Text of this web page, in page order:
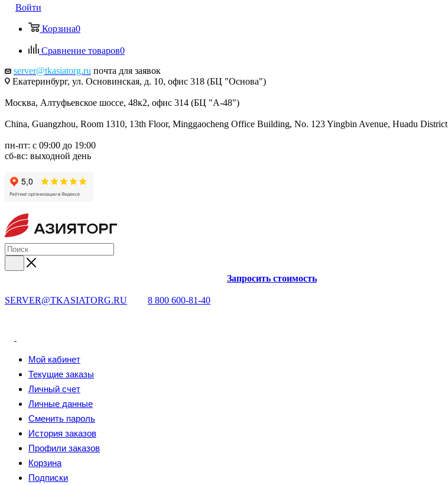
Войти
Корзина0
Сравнение товаров0
server@tkasiatorg.ru почта для заявок
Екатеринбург, ул. Основинская, д. 10, офис 318 (БЦ "Основа")
Москва, Алтуфьевское шоссе, 48к2, офис 314 (БЦ "А-48")
China, Guangzhou, Room 1310, 13th Floor, Minggaocheng Office Building, No. 123 Yingbin Avenue, Huadu District
пн-пт: с 09:00 до 19:00
сб-вс: выходной день
SERVER@TKASIATORG.RU 8 800 600-81-40
Запросить стоимость
Мой кабинет
Текущие заказы
Личный счет
Личные данные
Сменить пароль
История заказов
Профили заказов
Корзина
Подписки